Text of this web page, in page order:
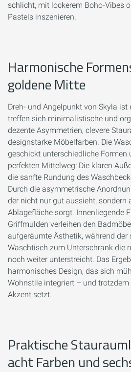
schlicht, mit lockerem Boho-Vibes
Pastels inszenieren.
Harmonische
goldene Mitte
Dreh- und Angelpunkt von Skyla ist
treffen sich minimalistische und
dezente Asymmetrien, clevere
designstarke Möbelfarben. Die
geschickt unterschiedliche Formen
perfekten Mittelweg: Die klaren
die sanfte Rundung des
Durch die asymmetrische
der nicht nur gut aussieht, sondern
Ablagefläche sorgt. Innenliegende
Griffmulden verleihen den
aufgeräumte Ästhetik, während der
Waschtisch zum Unterschrank die
noch weiter unterstreicht. Das
harmonisches Design, das sich
Wohnstile integriert – und trotzdem
Akzent setzt.
Praktische
acht Farben und